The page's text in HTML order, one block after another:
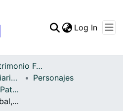
Statistics
Log In
Archivo del Patrimonio Fotográfico y Fílmico del Valle del Cauca
Fondo Fotográfico Diario Occidente
Personajes
FFDO - Personajes - Patrimonial
Susana Gonzalez Cabal, representa al Barrio Buenos Aires en el Reinado de la Simpatía